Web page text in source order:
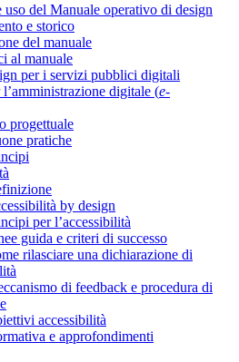
uso del Manuale operativo di design
e storico
del manuale
al manuale
per i servizi pubblici digitali
digitale (e-
progettuale
pratiche
by design
per l’accessibilità
guida e criteri di successo
rilasciare una dichiarazione di
di feedback e procedura di
accessibilità
e approfondimenti